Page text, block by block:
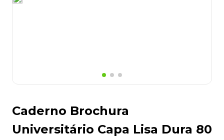
Caderno Brochura
Universitário Capa Lisa Dura 80